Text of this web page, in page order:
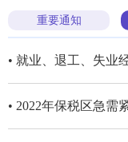
重要通知
• 就业、退工、失业
• 2022年保税区急需